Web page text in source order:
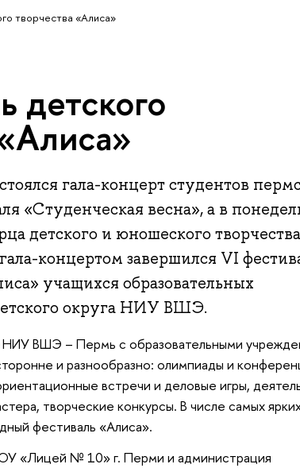
творчества «Алиса»
детского
гала-концерт студентов
«Студенческая весна», а в
детского и юношеского творчества
концертом завершился VI
учащихся образовательных
округа НИУ ВШЭ.
ВШЭ – Пермь с образовательными
и разнообразно: олимпиады и
встречи и деловые игры,
творческие конкурсы. В числе самых
фестиваль «Алиса».
«Лицей № 10» г. Перми и администрация